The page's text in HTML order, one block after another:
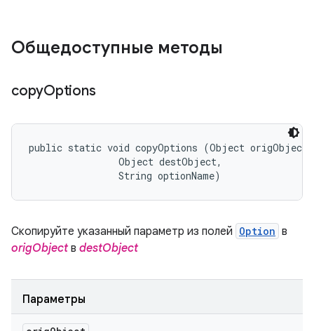
Общедоступные методы
copyOptions
public static void copyOptions (Object
                Object destObject,
                String optionName)
Скопируйте указанный параметр из полей Option в
origObjectв destObject
Параметры